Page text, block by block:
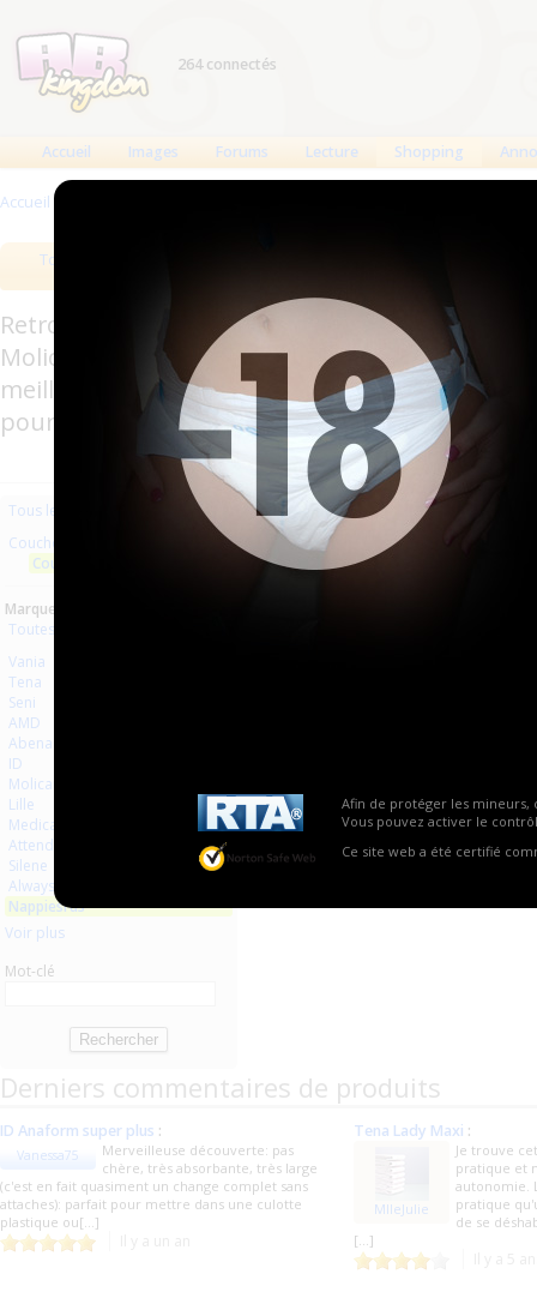
Afin de protéger les mineurs,
Vous pouvez activer le
Ce site web a été certifié
264 connectés
Accueil Images Forums Lecture Shopping
Accueil >
Tous les produits
Retrouverez sur cette page les meilleures
Molicare, Comficare, Confiance, Depend,
meilleurs produits aussi bien pour les
pour l'incontinence.
Tous les produits
Couches à usage unique
Couches anatomiques
Marques :
Toutes les marques
Vania
Tena
Seni
AMD
Abena
ID
Molicare
Lille
Medicare
Attends
Silene
Always
Nappiesrus
Voir plus
Mot-clé
Les plus récents Trier par nom
Aucun produit trouvé.
Derniers commentaires de produits
ID Anaform super plus :
Vanessa75
Merveilleuse découverte: pas
chère, très absorbante, très large
(c'est en fait quasiment un change complet sans
attaches): parfait pour mettre dans une culotte
plastique ou[...]
Tena Lady Maxi :
MlleJulie
Je trouve
pratique et
autonomie.
pratique
de se
[...]